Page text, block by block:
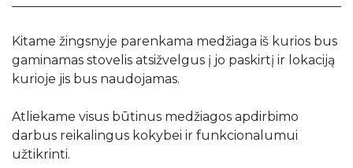
Kitame žingsnyje parenkama medžiaga iš kurios bus
gaminamas stovelis atsižvelgus į jo paskirtį ir lokaciją
kurioje jis bus naudojamas.
Atliekame visus būtinus medžiagos apdirbimo
darbus reikalingus kokybei ir funkcionalumui
užtikrinti.